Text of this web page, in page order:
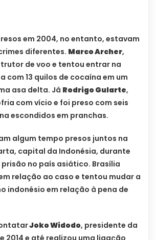
em 2004, no entanto, estavam
diferentes. Marco Archer,
de voo e tentou entrar na
com 13 quilos de cocaína em um
asa delta. Já Rodrigo Gularte,
com vício e foi preso com seis
escondidos em pranchas.
algum tempo presos juntos na
capital da Indonésia, durante
prisão no país asiático. Brasília
relação ao caso e tentou mudar a
indonésio em relação à pena de
Joko Widodo, presidente da